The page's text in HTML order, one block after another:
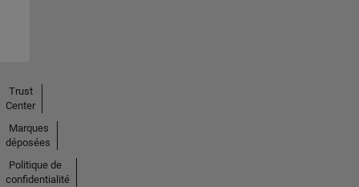
Trust
Center
Marques
déposées
Politique de
confidentialité